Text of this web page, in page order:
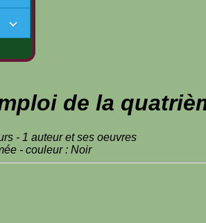
de la
- 1 auteur et ses oeuvres
- couleur : Noir